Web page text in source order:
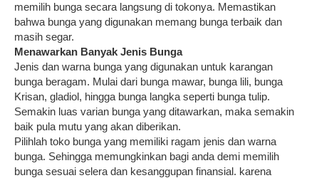
memilih bunga secara langsung di tokonya. Memastikan
bahwa bunga yang digunakan memang bunga terbaik dan
masih segar.
Menawarkan Banyak Jenis Bunga
Jenis dan warna bunga yang digunakan untuk karangan
bunga beragam. Mulai dari bunga mawar, bunga lili, bunga
Krisan, gladiol, hingga bunga langka seperti bunga tulip.
Semakin luas varian bunga yang ditawarkan, maka semakin
baik pula mutu yang akan diberikan.
Pilihlah toko bunga yang memiliki ragam jenis dan warna
bunga. Sehingga memungkinkan bagi anda demi memilih
bunga sesuai selera dan kesanggupan finansial. karena